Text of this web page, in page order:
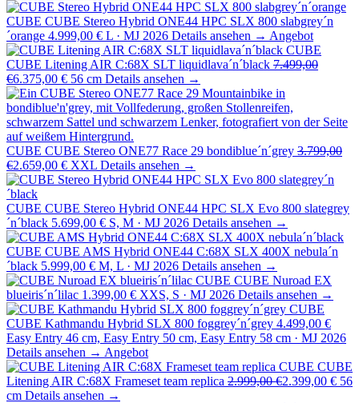
CUBE CUBE Stereo Hybrid ONE44 HPC SLX 800 slabgrey´n
´orange 4.999,00 € L · MJ 2026 Details ansehen → Angebot
CUBE
CUBE Litening AIR C:68X SLT liquidlava´n´black 7.499,00
€6.375,00 € 56 cm Details ansehen →
CUBE CUBE Stereo ONE77 Race 29 bondiblue´n´grey 3.799,00
€2.659,00 € XXL Details ansehen →
CUBE CUBE Stereo Hybrid ONE44 HPC SLX Evo 800 slategrey
´n´black 5.699,00 € S, M · MJ 2026 Details ansehen →
CUBE CUBE AMS Hybrid ONE44 C:68X SLX 400X nebula´n
´black 5.999,00 € M, L · MJ 2026 Details ansehen →
CUBE CUBE Nuroad EX
blueiris´n´lilac 1.399,00 € XXS, S · MJ 2026 Details ansehen →
CUBE
CUBE Kathmandu Hybrid SLX 800 foggrey´n´grey 4.499,00 €
Easy Entry 46 cm, Easy Entry 50 cm, Easy Entry 58 cm · MJ 2026
Details ansehen → Angebot
CUBE CUBE
Litening AIR C:68X Frameset team replica 2.999,00 €2.399,00 € 56
cm Details ansehen →